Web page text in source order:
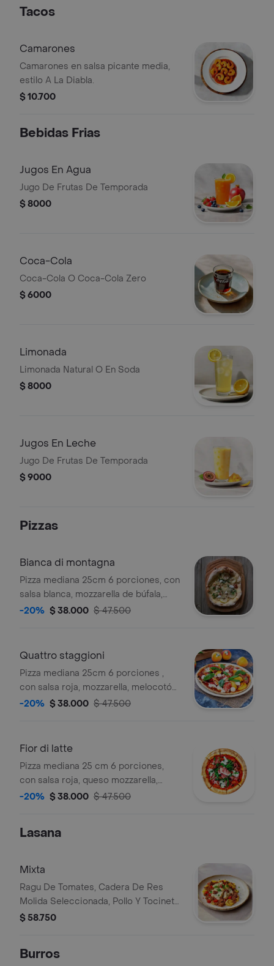
Tacos
Camarones
Camarones en salsa picante media,
estilo A La Diabla.
$ 10.700
Bebidas Frias
Jugos En Agua
Jugo De Frutas De Temporada
$ 8000
Coca-Cola
Coca-Cola O Coca-Cola Zero
$ 6000
Limonada
Limonada Natural O En Soda
$ 8000
Jugos En Leche
Jugo De Frutas De Temporada
$ 9000
Pizzas
Bianca di montagna
Pizza mediana 25cm 6 porciones, con
salsa blanca, mozzarella de búfala,
queso gorgonzola, manzana, panceta
-20% $ 38.000 $ 47.500
Quattro staggioni
Pizza mediana 25cm 6 porciones ,
con salsa roja, mozzarella, melocotón,
ricotta, albahaca, prosciutto y
-20% $ 38.000 $ 47.500
Fior di latte
Pizza mediana 25 cm 6 porciones,
con salsa roja, queso mozzarella,
mozzarella de búfala, tomate, jamón
-20% $ 38.000 $ 47.500
Lasana
Mixta
Ragu De Tomates, Cadera De Res
Molida Seleccionada, Pollo Y Tocineta
En Salsa Blanca
$ 58.750
Burros